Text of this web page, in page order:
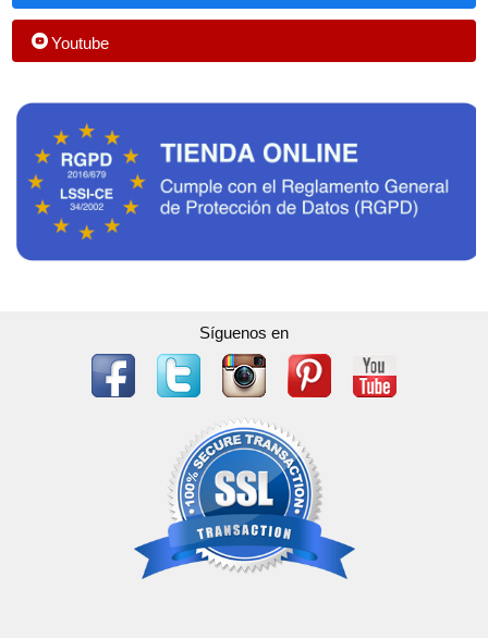
Youtube
Síguenos en